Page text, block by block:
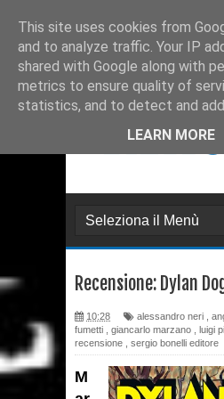
Ultimissime Recensione:
Recensione:
Recensione:
Recensione:
gatti di
Recensione:
Leonardo da
Recensione: Dylan
10:28 alessandro neri ,
fumetti , giancarlo marzano , luigi
recensione , sergio bonelli editore
M
This site uses cookies from
and to analyze traffic. Your IP
shared with Google along with
metrics to ensure quality of
statistics, and to detect and
LEARN MORE